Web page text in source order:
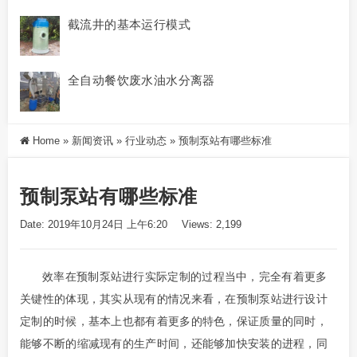
截流井的基本运行模式
全自动餐饮废水油水分离器
Home » 新闻资讯 » 行业动态 » 预制泵站有哪些标准
预制泵站有哪些标准
Date: 2019年10月24日 上午6:20 Views: 2,199
效率在预制泵站进行实际定制的过程当中，完全有着更多
关键性的体现，其实从现有的情况来看，在预制泵站进行设计
定制的时候，基本上也都有着更多的特色，保证质量的同时，
能够不断的缩减现有的生产时间，还能够加快安装的进程，同